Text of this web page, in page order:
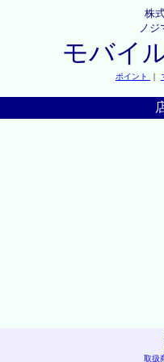
株
ノジ
モバイ
ポイント ｜
取扱